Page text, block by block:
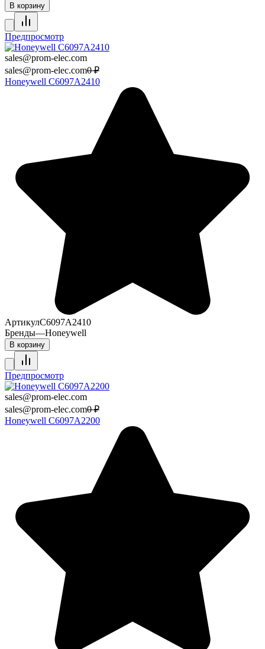
В корзину
Предпросмотр
sales@prom-elec.com
sales@prom-elec.com0 ₽
Honeywell C6097A2410
АртикулC6097A2410
Бренды—Honeywell
В корзину
Предпросмотр
sales@prom-elec.com
sales@prom-elec.com0 ₽
Honeywell C6097A2200